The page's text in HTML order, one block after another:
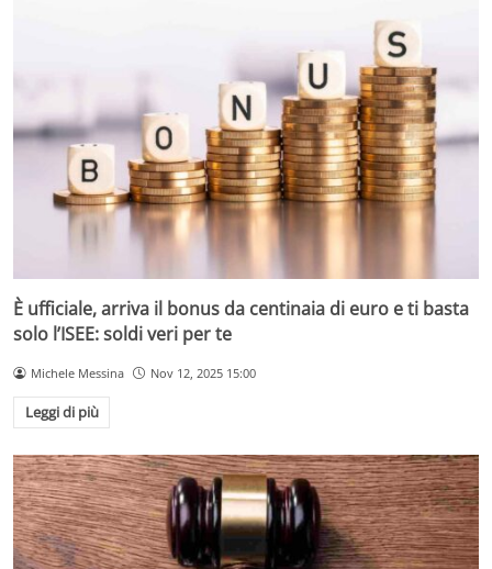
È ufficiale, arriva il bonus da centinaia di euro e ti basta
solo l’ISEE: soldi veri per te
Michele Messina Nov 12, 2025 15:00
Leggi di più